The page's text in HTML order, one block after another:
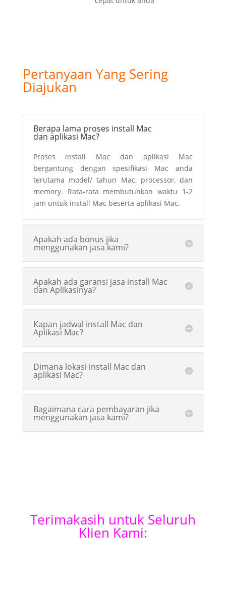
Pertanyaan Yang Sering
Diajukan
Berapa lama proses install Mac
dan aplikasi Mac?
Proses install Mac dan aplikasi Mac
bergantung dengan spesifikasi Mac anda
terutama model/ tahun Mac, processor, dan
memory. Rata-rata membutuhkan waktu 1-2
jam untuk install Mac beserta aplikasi Mac.
Apakah ada bonus jika
menggunakan jasa kami?
Apakah ada garansi jasa install Mac
dan Aplikasinya?
Kapan jadwal install Mac dan
Aplikasi Mac?
Dimana lokasi install Mac dan
aplikasi Mac?
Bagaimana cara pembayaran jika
menggunakan jasa kami?
Terimakasih untuk Seluruh
Klien Kami: